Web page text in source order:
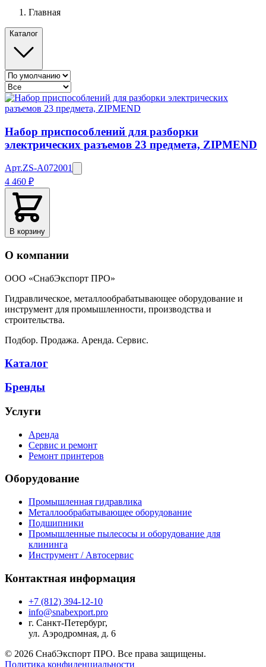
Главная
Каталог
Набор приспособлений для разборки
электрических разъемов 23 предмета, ZIPMEND
Арт.ZS-A072001
4 460 ₽
В корзину
О компании
ООО «СнабЭкспорт ПРО»
Гидравлическое, металлообрабатывающее оборудование и
инструмент для промышленности, производства и
строительства.
Подбор. Продажа. Аренда. Сервис.
Каталог
Бренды
Услуги
Аренда
Сервис и ремонт
Ремонт принтеров
Оборудование
Промышленная гидравлика
Металлообрабатывающее оборудование
Подшипники
Промышленные пылесосы и оборудование для
клининга
Инструмент / Автосервис
Контактная информация
+7 (812) 394-12-10
info@snabexport.pro
г. Санкт-Петербург,
ул. Аэродромная, д. 6
© 2026 СнабЭкспорт ПРО. Все права защищены.
Политика конфиденциальности